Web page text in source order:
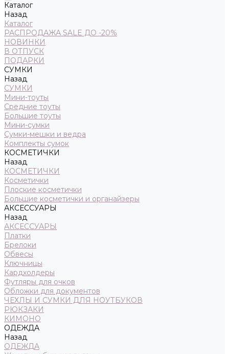
Каталог
Назад
Каталог
РАСПРОДАЖА SALE ДО -20%
НОВИНКИ
В ОТПУСК
ПОДАРКИ
СУМКИ
Назад
СУМКИ
Мини-тоуты
Средние тоуты
Большие тоуты
Мини-сумки
Сумки-мешки и ведра
Комплекты сумок
КОСМЕТИЧКИ
Назад
КОСМЕТИЧКИ
Косметички
Плоские косметички
Большие косметички и органайзеры
АКСЕССУАРЫ
Назад
АКСЕССУАРЫ
Платки
Брелоки
Обвесы
Ключницы
Кардхолдеры
Футляры для очков
Обложки для документов
ЧЕХЛЫ И СУМКИ ДЛЯ НОУТБУКОВ
РЮКЗАКИ
КИМОНО
ОДЕЖДА
Назад
ОДЕЖДА